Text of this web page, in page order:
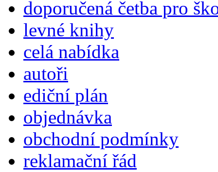
doporučená četba pro
levné knihy
celá nabídka
autoři
ediční plán
objednávka
obchodní podmínky
reklamační řád